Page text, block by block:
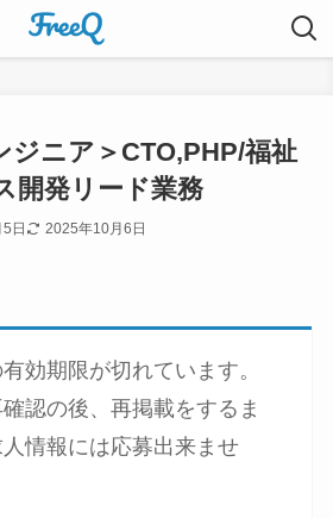
ジニア＞CTO,PHP/福祉
開発リード業務
日 2025年10月6日
効期限が切れています。
認の後、再掲載をするま
情報には応募出来ませ